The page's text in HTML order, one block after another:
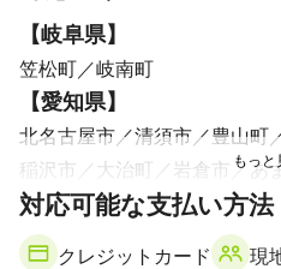
【岐阜県】
笠松町 岐南町
【愛知県】
北名古屋市 清須市 豊山町
稲沢市
大治町 岩倉市 あ
愛西市
蟹江町 扶桑町 春
対応可能な支払い方法
クレジットカード 現